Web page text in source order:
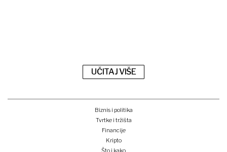
UČITAJ VIŠE
Biznis i politika
Tvrtke i tržišta
Financije
Kripto